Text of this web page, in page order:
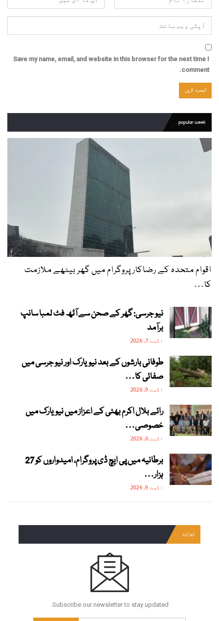
Save my name, email, and website in this browser for the next time I
comment.
popular week
اقوام متحدہ کے رضاکار پروگرام میں گھر بیٹھے ملازمت
کا…
نیو جرسی: گھر کے صحن سے آٹھ فٹ لمبا سانپ
برآمد
اگست 7, 2026
طوفانی بارشوں کے بعد نیویارک اور نیو جرسی میں
صفائی کا…
اگست 9, 2026
رائے بلال اکرم بھٹی کے اعزاز میں نیویارک میں
خصوصی…
اگست 6, 2026
برطانیہ میں پی ایچ ڈی پروگرام، امیدواروں کو 27
ہزار…
اگست 9, 2026
نیوز لیٹر
Subscribe our newsletter to stay updated.